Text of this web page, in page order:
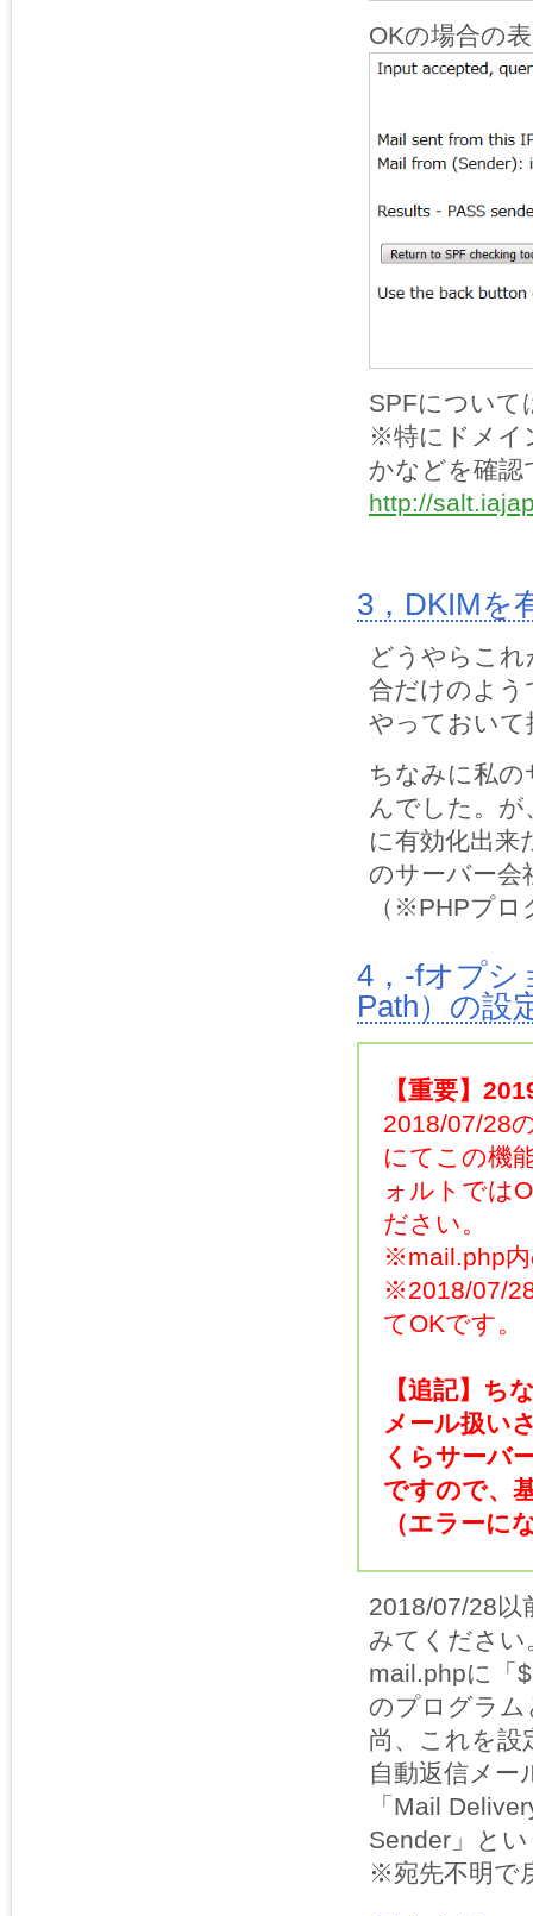
OKの場合の
SPFについて
※特にドメイ
かなどを確
http://
3，DKIMを
どうやらこ
合だけのよう
やっておい
ちなみに私
んでした。
に有効化出来
のサーバー
（※PHPプ
4，-fオプシ
Path）の設
【重要】
2018/07/28
にてこの機
ォルトでは
ださい。
※mail.php内
※2018/07/
てOKです。
【追記】ち
メール扱い
くらサーバ
ですので、
（エラーに
2018/07/28以
みてください
mail.phpに「
のプログラ
尚、これを設
自動返信メ
「Mail
Sender」と
※宛先不明で